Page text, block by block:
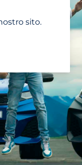
sito.